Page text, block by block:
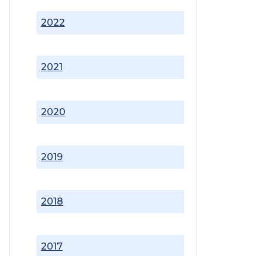
2017
2018
2019
2020
2021
2022